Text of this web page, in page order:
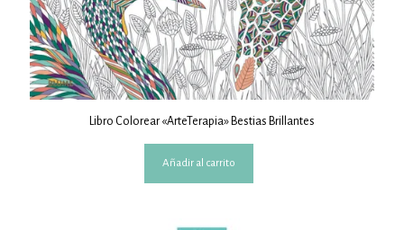
Libro Colorear «ArteTerapia» Bestias Brillantes
Añadir al carrito